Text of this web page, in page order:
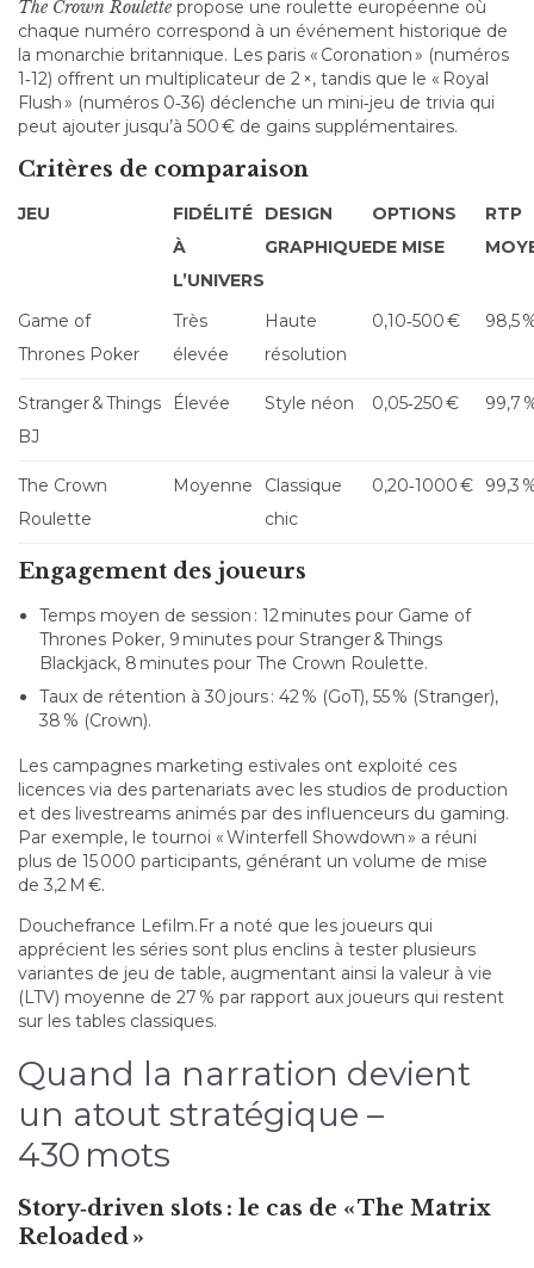
The Crown Roulettepropose une roulette européenne où
chaque numéro correspond à un événement historique de
la monarchie britannique. Les paris « Coronation » (numéros
1‑12) offrent un multiplicateur de 2 ×, tandis que le « Royal
Flush » (numéros 0‑36) déclenche un mini‑jeu de trivia qui
peut ajouter jusqu’à 500 € de gains supplémentaires.
Critères de comparaison
JEU
FIDÉLITÉ
À
L’UNIVERS
DESIGN
GRAPHIQUE
OPTIONS
DE MISE
RTP
Game of
Thrones Poker
Très
élevée
Haute
résolution
0,10‑500 € 98,5
Stranger & Things
BJ
Élevée Style néon 0,05‑250 € 99,7
The Crown
Roulette
Moyenne
Classique
chic
0,20‑1000 € 99,3
Engagement des joueurs
Temps moyen de session : 12 minutes pour Game of
Thrones Poker, 9 minutes pour Stranger & Things
Blackjack, 8 minutes pour The Crown Roulette.
Taux de rétention à 30 jours : 42 % (GoT), 55 % (Stranger),
38 % (Crown).
Les campagnes marketing estivales ont exploité ces
licences via des partenariats avec les studios de production
et des livestreams animés par des influenceurs du gaming.
Par exemple, le tournoi « Winterfell Showdown » a réuni
plus de 15 000 participants, générant un volume de mise
de 3,2 M €.
Douchefrance Lefilm.Fr a noté que les joueurs qui
apprécient les séries sont plus enclins à tester plusieurs
variantes de jeu de table, augmentant ainsi la valeur à vie
(LTV) moyenne de 27 % par rapport aux joueurs qui restent
sur les tables classiques.
Quand la narration devient
un atout stratégique –
430 mots
Story‑driven slots : le cas de « The Matrix
Reloaded »